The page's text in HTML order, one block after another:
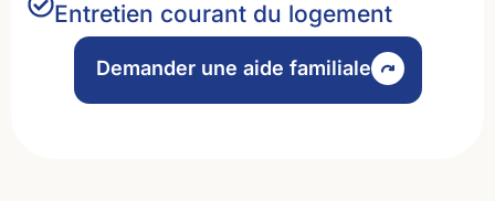
Entretien courant du logement
Demander une aide familiale